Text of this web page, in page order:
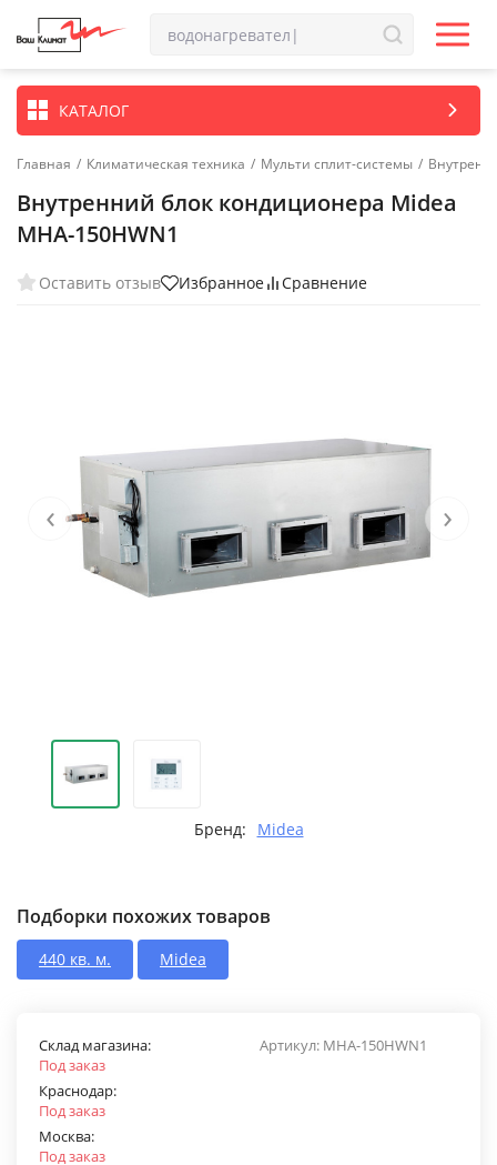
КАТАЛОГ
Главная / Климатическая техника / Мульти сплит-системы /
Внутренний блок кондиционера Midea
MHA-150HWN1
Оставить отзыв Избранное Сравнение
‹ ›
Бренд: Midea
Подборки похожих товаров
440 кв. м. Midea
Артикул: MHA-150HWN1
Склад магазина:
Под заказ
Краснодар:
Под заказ
Москва:
Под заказ